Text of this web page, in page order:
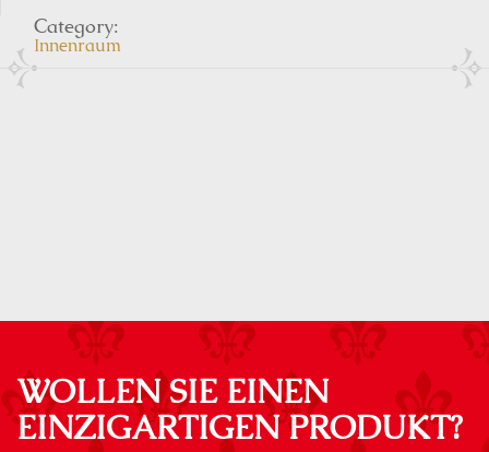
Category:
Innenraum
WOLLEN SIE EINEN
EINZIGARTIGEN PRODUKT?